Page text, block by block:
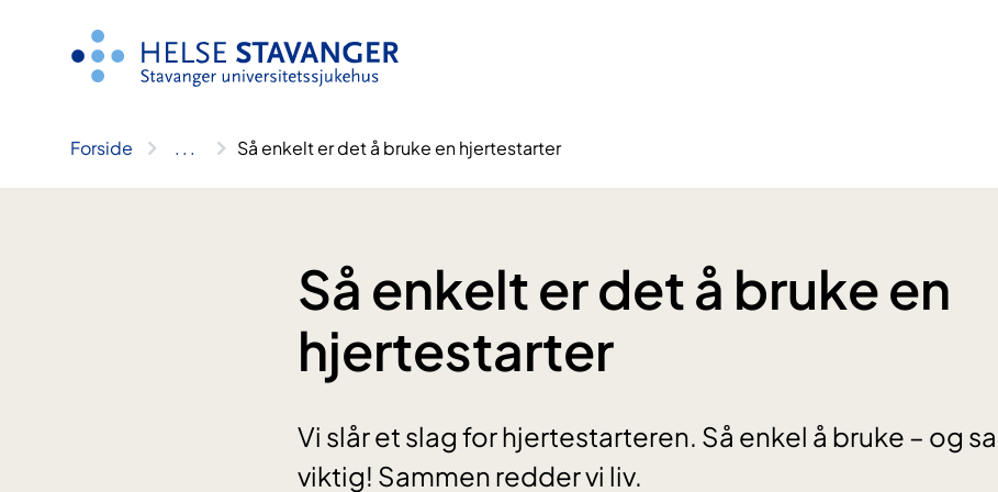
Forside .. . Så enkelt er det å bruke en hjertestarter
Så enkelt er det å bruke en
hjertestarter
Vi slår et slag for hjertestarteren. Så enkel å bruke – og
viktig! Sammen redder vi liv.